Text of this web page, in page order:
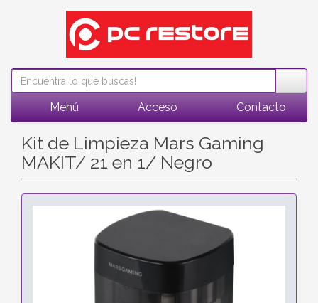
Menú Acceso Contacto
Kit de Limpieza Mars Gaming
MAKIT/ 21 en 1/ Negro